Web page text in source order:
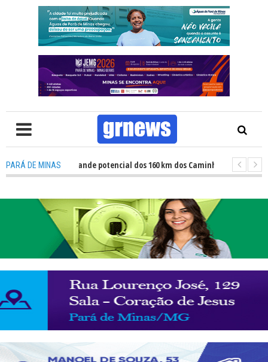
PARÁ DE MINAS
revelam grande potencial dos 160 km dos Caminhos do Padre